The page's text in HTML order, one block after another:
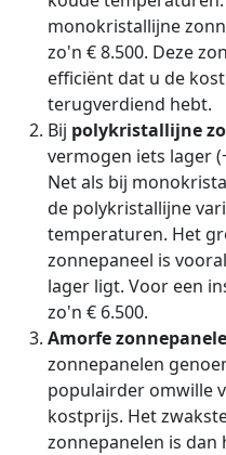
monokristallijne
zo'n € 8.500. Deze
efficiënt dat u de
terugverdiend hebt.
Bij polykristallijne
vermogen iets lager
Net als bij
de polykristallijne
temperaturen. Het
zonnepaneel is
lager ligt. Voor een
zo'n € 6.500.
Amorfe
zonnepanelen
populairder omwille
kostprijs. Het
zonnepanelen is dan